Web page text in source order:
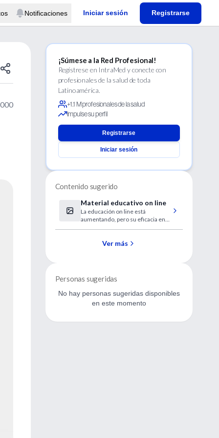
Notificaciones Iniciar sesión Registrarse
¡Súmese a la Red Profesional!
Regístrese en IntraMed y conecte con
profesionales de la salud de toda
Latinoamérica.
+1.1 M profesionales de la salud
Impulse su perfil
Registrarse
Iniciar sesión
Contenido sugerido
Material educativo on line
La educación on line está
aumentando, pero su eficacia en
hasta el momento. ...
Ver más
Personas sugeridas
No hay personas sugeridas disponibles
en este momento